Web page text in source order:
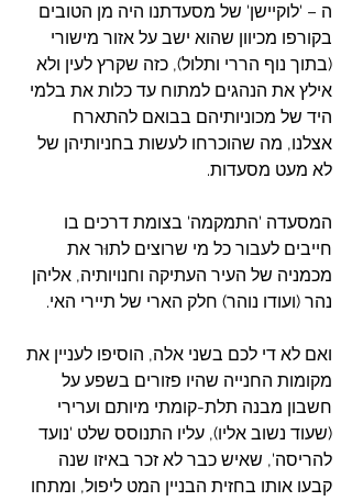
ה – 'לוקיישן' של מסעדתנו היה מן הטובים
בקורפו מכיוון שהוא ישב על אזור מישורי
(בתוך נוף הררי ותלול), כזה שקרץ לעין ולא
אילץ את הנהגים למתוח עד כלות את בלמי
היד של מכוניותיהם בבואם להתארח
אצלנו, מה שהוכרחו לעשות בחניותיהן של
לא מעט מסעדות.
המסעדה 'התמקמה' בצומת דרכים בו
חייבים לעבור כל מי שרוצים לתוּר את
מכמניה של העיר העתיקה וחנויותיה, אליהן
נהר (ועודו נוהר) חלק הארי של תיירי האי.
ואם לא די לכם בשני אלה, הוסיפו לעניין את
מקומות החנייה שהיו פזורים בשפע על
חשבון מבנה תלת-קומתי מיותם וערירי
(שעוד נשוב אליו), עליו התנוסס שלט 'נועד
להריסה', שאיש כבר לא זכר באיזו שנה
קבעו אותו בחזית הבניין המט ליפול, ומתחו